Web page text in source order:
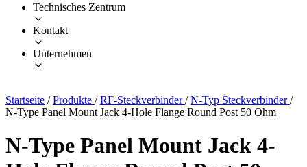
Technisches Zentrum
Kontakt
Unternehmen
Startseite / Produkte / RF-Steckverbinder/ N-Typ Steckverbinder/
N-Type Panel Mount Jack 4-Hole Flange Round Post 50 Ohm
N-Type Panel Mount Jack 4-